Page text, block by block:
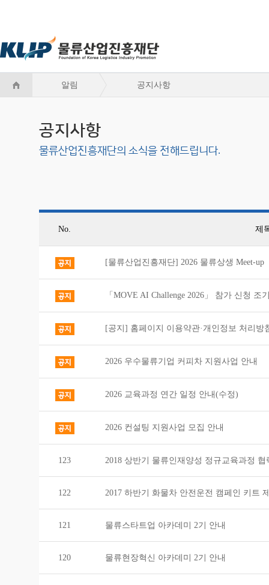
알림 공지사항
공지사항
물류산업진흥재단의 소식을 전해드립니다.
No. 제
[물류산업진흥재단] 2026 물류상생 Meet-up
「MOVE AI Challenge 2026」 참가 신청 조
[공지] 홈페이지 이용약관·개인정보 처리방
2026 우수물류기업 커피차 지원사업 안내
2026 교육과정 연간 일정 안내(수정)
2026 컨설팅 지원사업 모집 안내
123 2018 상반기 물류인재양성 정규교육과정
122 2017 하반기 화물차 안전운전 캠페인 키트
121 물류스타트업 아카데미 2기 안내
120 물류현장혁신 아카데미 2기 안내